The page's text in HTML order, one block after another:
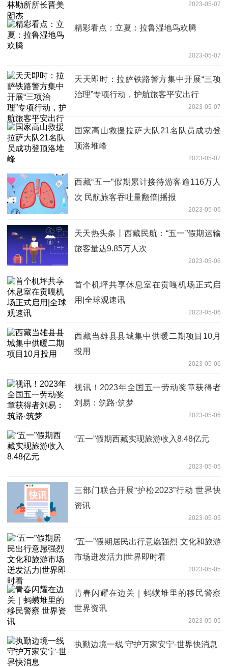
2023-05-07
精彩看点：立夏：拉鲁湿地鸟欢腾
2023-05-07
天天即时：拉萨铁路警方集中开展“三项
治理”专项行动，护航旅客平安出行
2023-05-07
国家高山救援拉萨大队21名队员成功登
顶洛堆峰
2023-05-07
西藏“五一”假期累计接待游客逾116万人
次 民航旅客吞吐量翻倍|播报
2023-05-06
天天热头条丨西藏民航：“五一”假期运输
旅客量达9.85万人次
2023-05-06
首个机坪共享休息室在贡嘎机场正式启
用|全球观速讯
2023-05-06
西藏当雄县县城集中供暖二期项目10月
投用
2023-05-06
视讯！2023年全国五一劳动奖章获得者
刘易：筑路·筑梦
2023-05-06
“五一”假期西藏实现旅游收入8.48亿元
2023-05-05
三部门联合开展“护松2023”行动 世界快
资讯
2023-05-05
“五一”假期居民出行意愿强烈 文化和旅游
市场迸发活力|世界即时看
2023-05-05
青春闪耀在边关｜蚂蟥堆里的移民警察
世界资讯
2023-05-05
执勤边境一线 守护万家安宁-世界快消息